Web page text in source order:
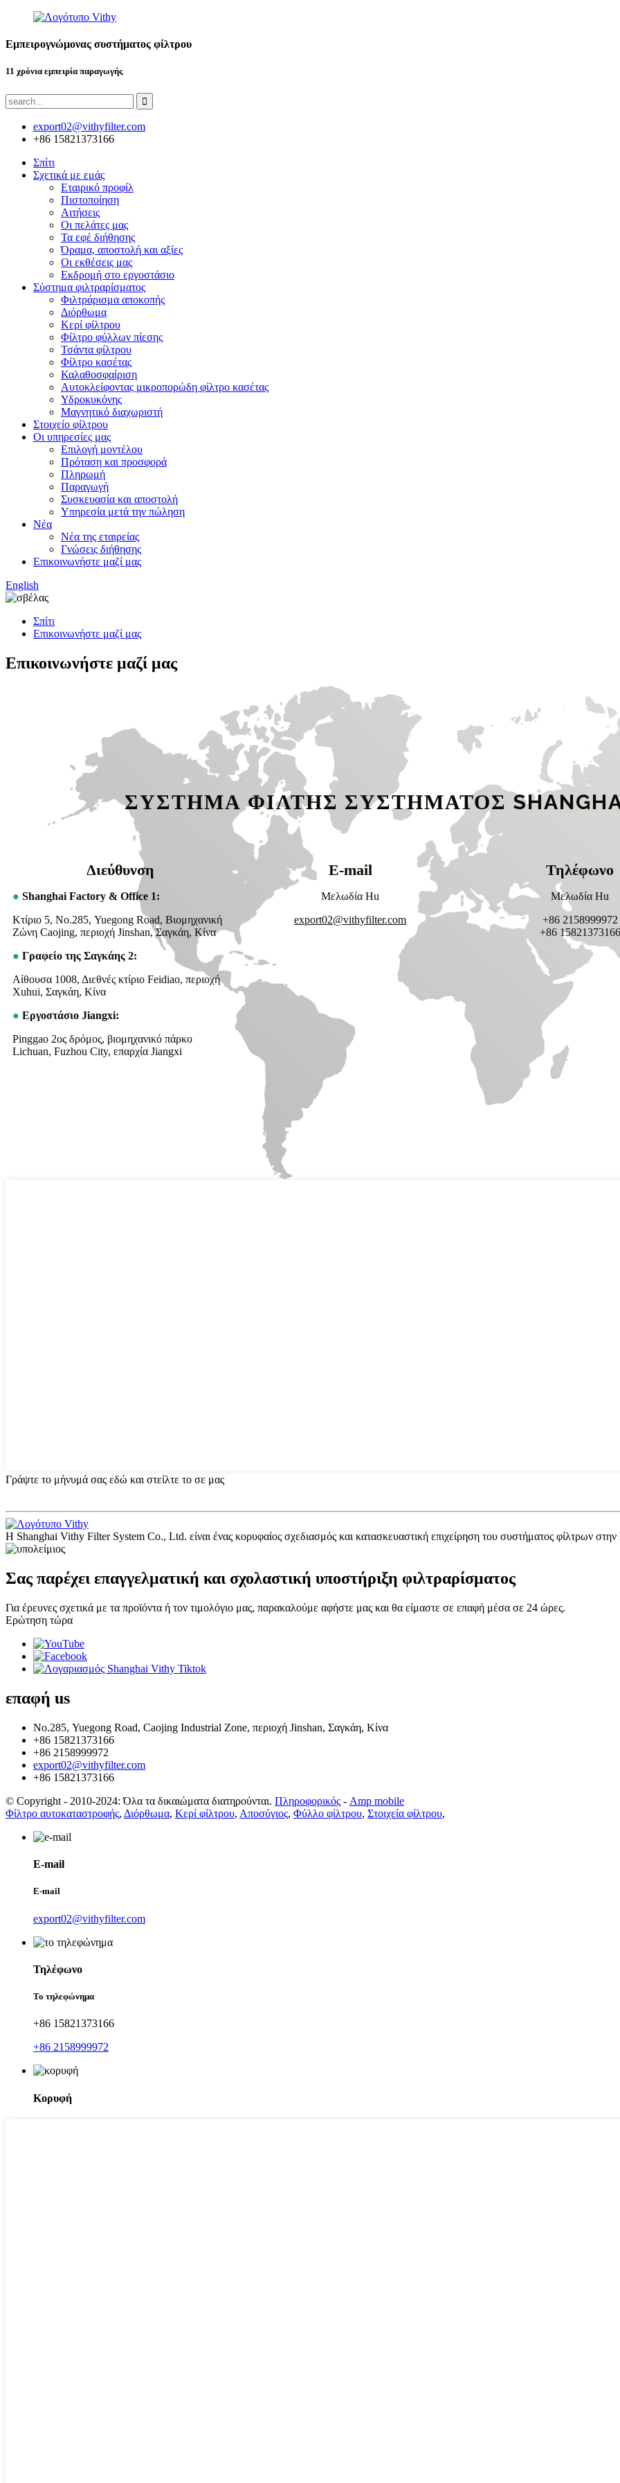
Εμπειρογνώμονας συστήματος φίλτρου
11 χρόνια εμπειρία παραγωγής
export02@vithyfilter.com
+86 15821373166
Σπίτι
Σχετικά με εμάς
Εταιρικό προφίλ
Πιστοποίηση
Αιτήσεις
Οι πελάτες μας
Τα εφέ διήθησης
Όραμα, αποστολή και αξίες
Οι εκθέσεις μας
Εκδρομή στο εργοστάσιο
Σύστημα φιλτραρίσματος
Φιλτράρισμα αποκοπής
Διόρθωμα
Κερί φίλτρου
Φίλτρο φύλλων πίεσης
Τσάντα φίλτρου
Φίλτρο κασέτας
Καλαθοσφαίριση
Αυτοκλείφοντας μικροπορώδη φίλτρο κασέτας
Υδροκυκόνης
Μαγνητικό διαχωριστή
Στοιχείο φίλτρου
Οι υπηρεσίες μας
Επιλογή μοντέλου
Πρόταση και προσφορά
Πληρωμή
Παραγωγή
Συσκευασία και αποστολή
Υπηρεσία μετά την πώληση
Νέα
Νέα της εταιρείας
Γνώσεις διήθησης
Επικοινωνήστε μαζί μας
English
Σπίτι
Επικοινωνήστε μαζί μας
Επικοινωνήστε μαζί μας
ΣΥΣΤΗΜΑ ΦΙΛΤΗΣ ΣΥΣΤΗΜΑΤΟΣ
Διεύθυνση
● Shanghai Factory & Office 1:
Κτίριο 5, Νο.285, Yuegong Road, Βιομηχανική
Ζώνη Caojing, περιοχή Jinshan, Σαγκάη, Κίνα
● Γραφείο της Σαγκάης 2:
Αίθουσα 1008, Διεθνές κτίριο Feidiao, περιοχή
Xuhui, Σαγκάη, Κίνα
● Εργοστάσιο Jiangxi:
Pinggao 2ος δρόμος, βιομηχανικό πάρκο
Lichuan, Fuzhou City, επαρχία Jiangxi
E-mail
Μελωδία Hu
export02@vithyfilter.com
Τηλέφωνο
Μελωδία Hu
+86 2158999972
+86 15821373166
Γράψτε το μήνυμά σας εδώ και στείλτε το σε μας
Η Shanghai Vithy Filter System Co., Ltd. είναι ένας κορυφαίος σχεδιασμός και κατασκευαστική επιχείρηση του συστήματος φίλτρων στην
Σας παρέχει επαγγελματική και σχολαστική υποστήριξη φιλτραρίσματος
Για έρευνες σχετικά με τα προϊόντα ή τον τιμολόγιο μας, παρακαλούμε αφήστε μας και θα είμαστε σε επαφή μέσα σε 24 ώρες.
Ερώτηση τώρα
επαφή us
Νο.285, Yuegong Road, Caojing Industrial Zone, περιοχή Jinshan, Σαγκάη, Κίνα
+86 15821373166
+86 2158999972
export02@vithyfilter.com
+86 15821373166
© Copyright - 2010-2024: Όλα τα δικαιώματα διατηρούνται. Πληροφορικός - Amp mobile
Φίλτρο αυτοκαταστροφής, Διόρθωμα, Κερί φίλτρου, Αποσύγιος, Φύλλο φίλτρου, Στοιχεία φίλτρου,
E-mail
E-mail
export02@vithyfilter.com
Τηλέφωνο
Το τηλεφώνημα
+86 15821373166
+86 2158999972
Κορυφή